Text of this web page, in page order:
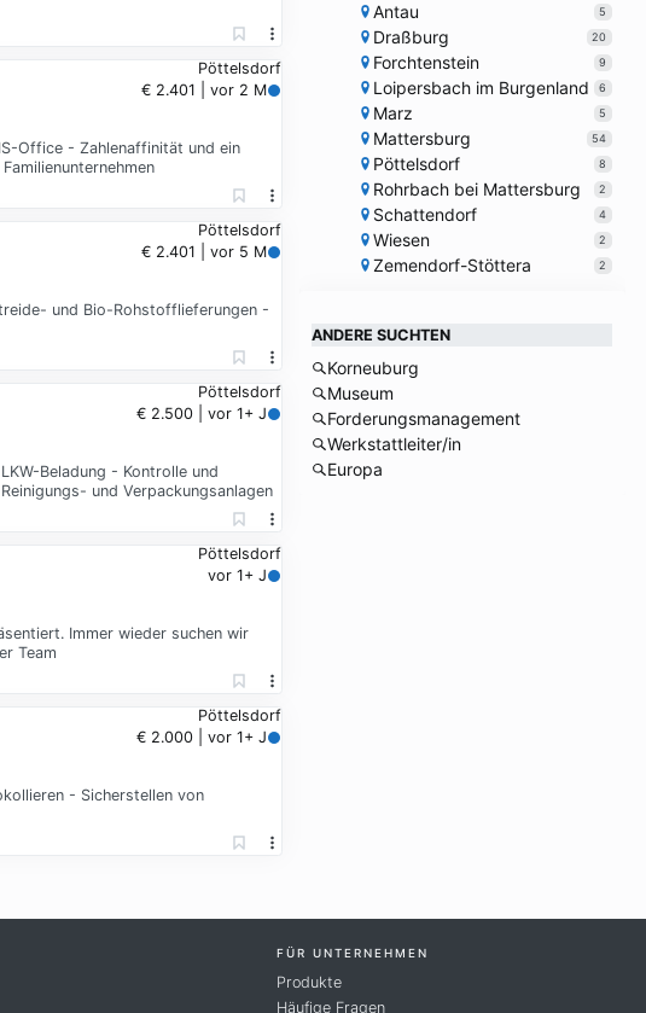
Pöttelsdorf
€ 2.401 | vor 2 M
Office - Zahlenaffinität und ein
Pöttelsdorf
€ 2.401 | vor 5 M
und Bio-Rohstofflieferungen -
Pöttelsdorf
€ 2.500 | vor 1+ J
Beladung - Kontrolle und
und Verpackungsanlagen
Pöttelsdorf
vor 1+ J
Immer wieder suchen wir
Team
Pöttelsdorf
€ 2.000 | vor 1+ J
- Sicherstellen von
Antau 5
Draßburg 20
Forchtenstein 9
Loipersbach im Burgenland 6
Marz 5
Mattersburg 54
Pöttelsdorf 8
Rohrbach bei Mattersburg 2
Schattendorf 4
Wiesen 2
Zemendorf-Stöttera 2
ANDERE SUCHTEN
Korneuburg
Museum
Forderungsmanagement
Werkstattleiter/in
Europa
FÜR UNTERNEHMEN
Produkte
Häufige Fragen